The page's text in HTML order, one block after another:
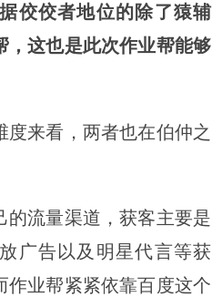
佼佼者地位的除了猿辅
，这也是此次作业帮能够
度来看，两者也在伯仲之
的流量渠道，获客主要是
广告以及明星代言等获
作业帮紧紧依靠百度这个